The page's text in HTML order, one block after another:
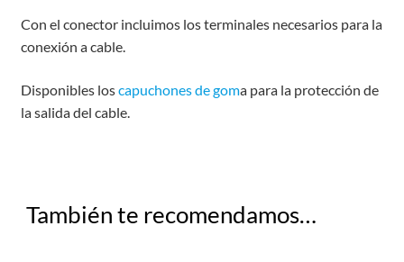
Con el conector incluimos los terminales necesarios para la
conexión a cable.
Disponibles loscapuchones de goma para la protección de
la salida del cable.
También te recomendamos…